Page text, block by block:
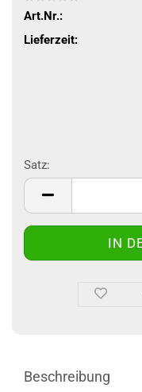
Art.Nr.:
Lieferzeit:
Satz:
Satz
Beschreibung